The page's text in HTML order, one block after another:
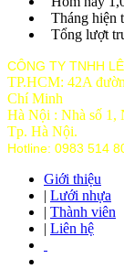
Tháng hiện
Tổng lượt
CÔNG TY TNHH
TP.HCM: 42A
Chí Minh
Hà Nội : Nhà số 1,
Tp. Hà Nội.
Hotline: 0983 514
Giới thiệu
| Lưới nhựa
| Thành viên
| Liên hệ